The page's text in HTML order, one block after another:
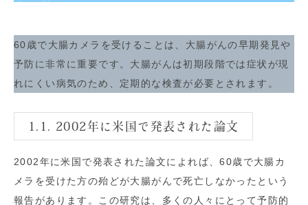
60歳で大腸カメラを受けることは、大腸がんの早期発見や
予防に非常に重要です。大腸がんは初期段階では症状が現
れにくい病気のため、定期的な検査が必要とされます。
1.1. 2002年に米国で発表された論文
2002年に米国で発表された 論文によれば、60歳で大腸カ
メラを受けた方の殆どが大腸がんで死亡しなかったという
報告があります。この研究は、多くの人々にとって予防的